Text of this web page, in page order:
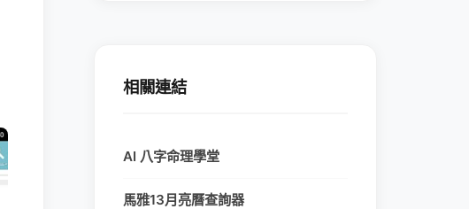
相關連結
AI 八字命理學堂
馬雅13月亮曆查詢器